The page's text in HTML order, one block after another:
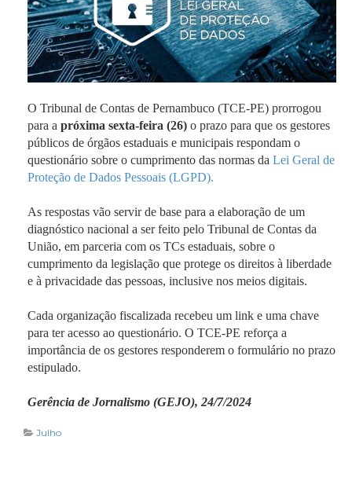
O Tribunal de Contas de Pernambuco (TCE-PE) prorrogou
para a próxima sexta-feira (26) o prazo para que os gestores
públicos de órgãos estaduais e municipais respondam o
questionário sobre o cumprimento das normas da Lei Geral de
Proteção de Dados Pessoais (LGPD).
As respostas vão servir de base para a elaboração de um
diagnóstico nacional a ser feito pelo Tribunal de Contas da
União, em parceria com os TCs estaduais, sobre o
cumprimento da legislação que protege os direitos à liberdade
e à privacidade das pessoas, inclusive nos meios digitais.
Cada organização fiscalizada recebeu um link e uma chave
para ter acesso ao questionário. O TCE-PE reforça a
importância de os gestores responderem o formulário no prazo
estipulado.
Gerência de Jornalismo (GEJO), 24/7/2024
Julho